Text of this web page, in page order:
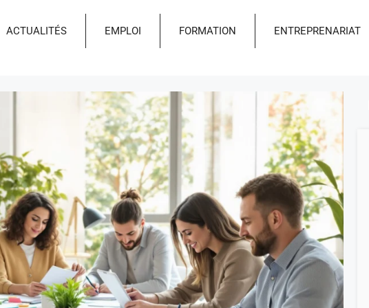
ACTUALITÉS EMPLOI FORMATION ENTREPRENARIAT